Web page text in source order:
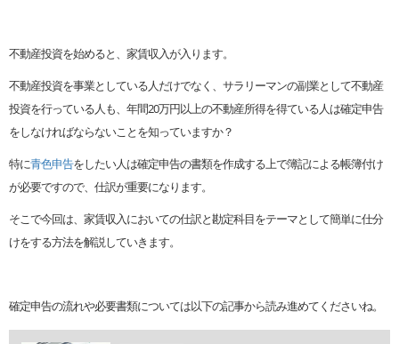
不動産投資を始めると、家賃収入が入ります。
不動産投資を事業としている人だけでなく、サラリーマンの副業として不動産
投資を行っている人も、年間20万円以上の不動産所得を得ている人は確定申告
をしなければならないことを知っていますか？
特に青色申告をしたい人は確定申告の書類を作成する上で簿記による帳簿付け
が必要ですので、仕訳が重要になります。
そこで今回は、家賃収入においての仕訳と勘定科目をテーマとして簡単に仕分
けをする方法を解説していきます。
確定申告の流れや必要書類については以下の記事から読み進めてくださいね。